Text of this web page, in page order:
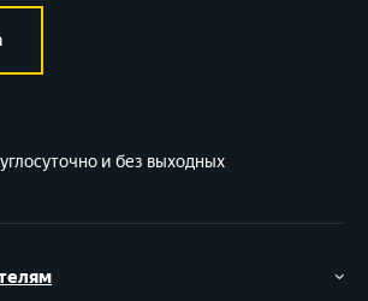
и без выходных